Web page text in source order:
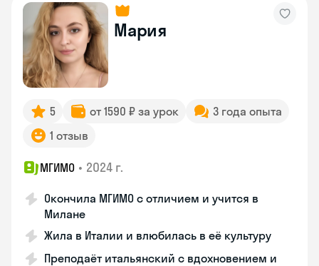
Мария
5 от 1590 ₽ за урок
3 года опыта
1 отзыв
МГИМО • 2024 г.
Окончила МГИМО с отличием и учится в
Милане
Жила в Италии и влюбилась в её культуру
Преподаёт итальянский с вдохновением и